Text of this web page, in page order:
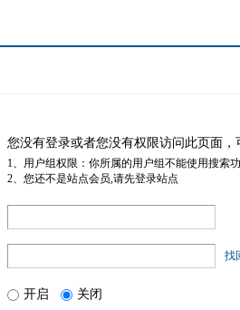
您没有登录或者您没有权限访问此页面
1、用户组权限：你所属的用户组不能使用搜索
2、您还不是站点会员,请先登录站点
找
开启 关闭